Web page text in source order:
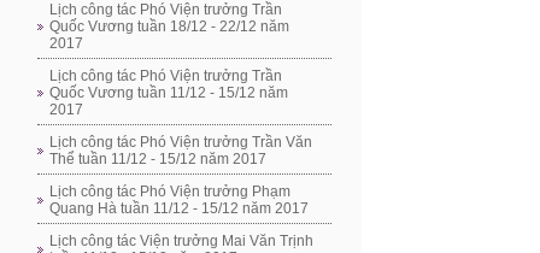
Lịch công tác Phó Viện trưởng Trần
Quốc Vương tuần 18/12 - 22/12 năm
2017
Lịch công tác Phó Viện trưởng Trần
Quốc Vương tuần 11/12 - 15/12 năm
2017
Lịch công tác Phó Viện trưởng Trần Văn
Thể tuần 11/12 - 15/12 năm 2017
Lịch công tác Phó Viện trưởng Phạm
Quang Hà tuần 11/12 - 15/12 năm 2017
Lịch công tác Viện trưởng Mai Văn Trịnh